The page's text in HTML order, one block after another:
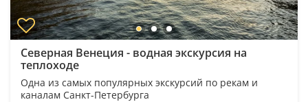
Северная Венеция - водная экскурсия на
теплоходе
Одна из самых популярных экскурсий по рекам и
каналам Санкт-Петербурга